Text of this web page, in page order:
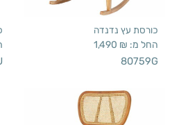
כורסת עץ נדנדה
החל מ: 1,490 ₪
80759G